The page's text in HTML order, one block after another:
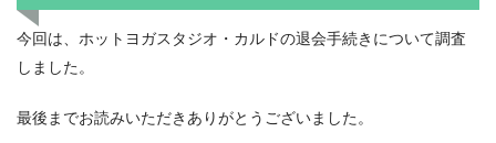
今回は、ホットヨガスタジオ・カルドの退会手続きについて調査
しました。
最後までお読みいただきありがとうございました。